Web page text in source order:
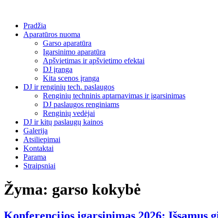
Pradžia
Aparatūros nuoma
Garso aparatūra
Įgarsinimo aparatūra
Apšvietimas ir apšvietimo efektai
DJ įranga
Kita scenos įranga
DJ ir renginių tech. paslaugos
Renginių techninis aptarnavimas ir įgarsinimas
DJ paslaugos renginiams
Renginių vedėjai
DJ ir kitų paslaugų kainos
Galerija
Atsiliepimai
Kontaktai
Parama
Straipsniai
Žyma: garso kokybė